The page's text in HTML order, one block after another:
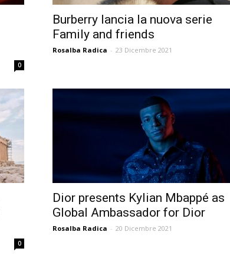
0
Burberry lancia la nuova serie
Family and friends
Rosalba Radica - 23 Dicembre 2021
0
Dior presents Kylian Mbappé as
Global Ambassador for Dior
Rosalba Radica - 20 Dicembre 2021